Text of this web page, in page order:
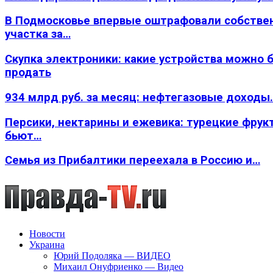
В Подмосковье впервые оштрафовали
участка за…
Скупка электроники: какие устройства можно
продать
934 млрд руб. за месяц: нефтегазовые
Персики, нектарины и ежевика: турецкие
бьют…
Семья из Прибалтики переехала в Россию и…
Новости
Украина
Юрий Подоляка — ВИДЕО
Михаил Онуфриенко — Видео